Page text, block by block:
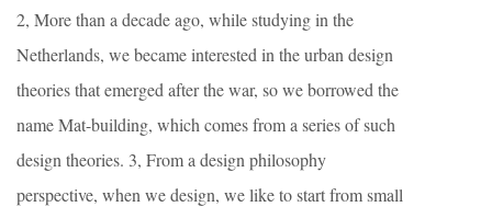
2, More than a decade ago, while studying in the
Netherlands, we became interested in the urban design
theories that emerged after the war, so we borrowed the
name Mat-building, which comes from a series of such
design theories. 3, From a design philosophy
perspective, when we design, we like to start from small